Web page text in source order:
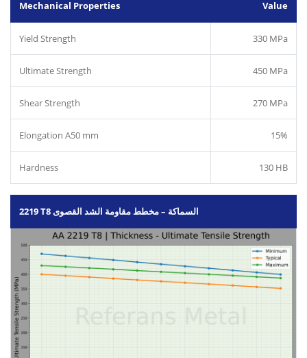
Mechanical Properties Value
Yield Strength 330 MPa
Ultimate Strength 450 MPa
Shear Strength 270 MPa
Elongation A50 mm 15%
Hardness 130 HB
2219 T8 السماكة – مخطط مقاومة الشد القصوى